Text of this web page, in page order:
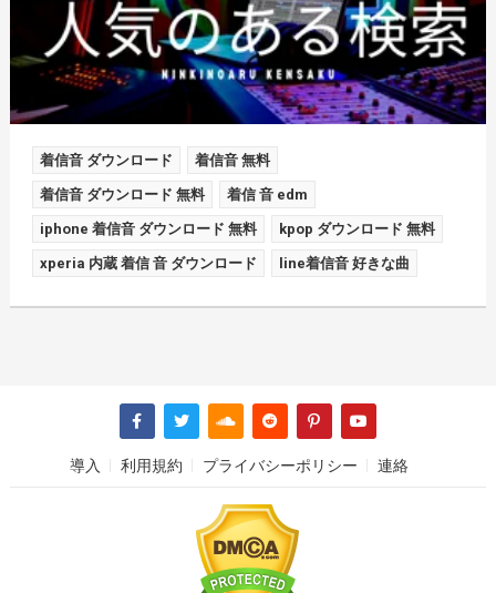
着信音 ダウンロード 着信音 無料
着信音 ダウンロード 無料 着信 音 edm
iphone 着信音 ダウンロード 無料 kpop ダウンロード 無料
xperia 内蔵 着信 音 ダウンロード line着信音 好きな曲
導入 利用規約 プライバシーポリシー 連絡